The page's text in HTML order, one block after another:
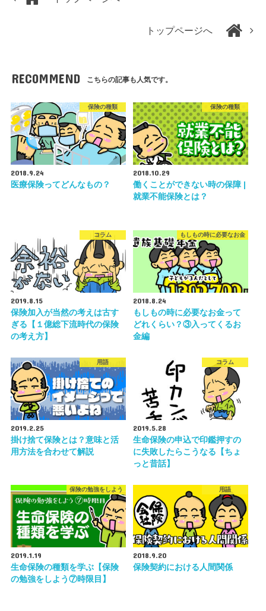
トップページへ
RECOMMEND こちらの記事も人気です。
保険の種類
2018.9.24
医療保険ってどんなもの？
保険の種類
2018.10.29
働くことができない時の保障 |
就業不能保険とは？
コラム
2019.8.15
保険加入が当然の考えは古す
ぎる【１億総下流時代の保険
の考え方】
もしもの時に必要なお金
2018.8.24
もしもの時に必要なお金って
どれくらい？③入ってくるお
金編
用語
2019.2.25
掛け捨て保険とは？意味と活
用方法を合わせて解説
コラム
2019.5.28
生命保険の申込で印鑑押すの
に失敗したらこうなる【ちょ
っと昔話】
保険の勉強をしよう
2019.1.19
生命保険の種類を学ぶ【保険
の勉強をしよう⑦時限目】
用語
2018.9.20
保険契約における人間関係